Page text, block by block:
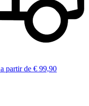
a partir de € 99,90